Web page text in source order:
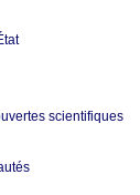
scientifiques